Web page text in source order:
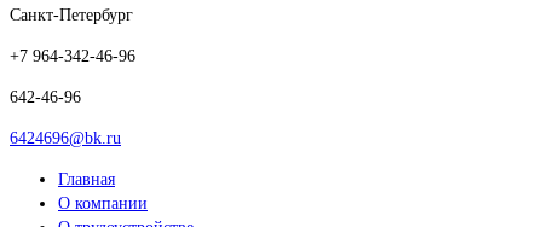
Санкт-Петербург
+7 964-342-46-96
642-46-96
6424696@bk.ru
Главная
О компании